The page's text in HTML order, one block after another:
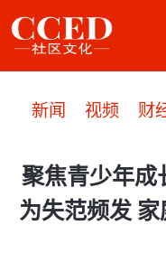
新闻 视频 财
聚焦青少年成
为失范频发